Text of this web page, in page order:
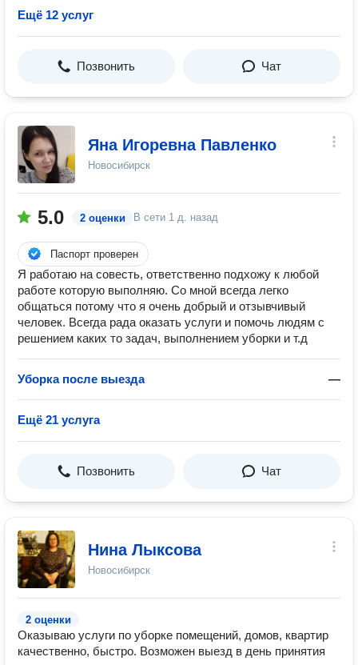
Ещё 12 услуг
Позвонить Чат
Яна Игоревна Павленко
Новосибирск
5.0 2 оценки В сети 1 д. назад
Паспорт проверен
Я работаю на совесть, ответственно подхожу к любой
работе которую выполняю. Со мной всегда легко
общаться потому что я очень добрый и отзывчивый
человек. Всегда рада оказать услуги и помочь людям с
решением каких то задач, выполнением уборки и т.д
Уборка после выезда —
Ещё 21 услуга
Позвонить Чат
Нина Лыксова
Новосибирск
2 оценки
Оказываю услуги по уборке помещений, домов, квартир
качественно, быстро. Возможен выезд в день принятия